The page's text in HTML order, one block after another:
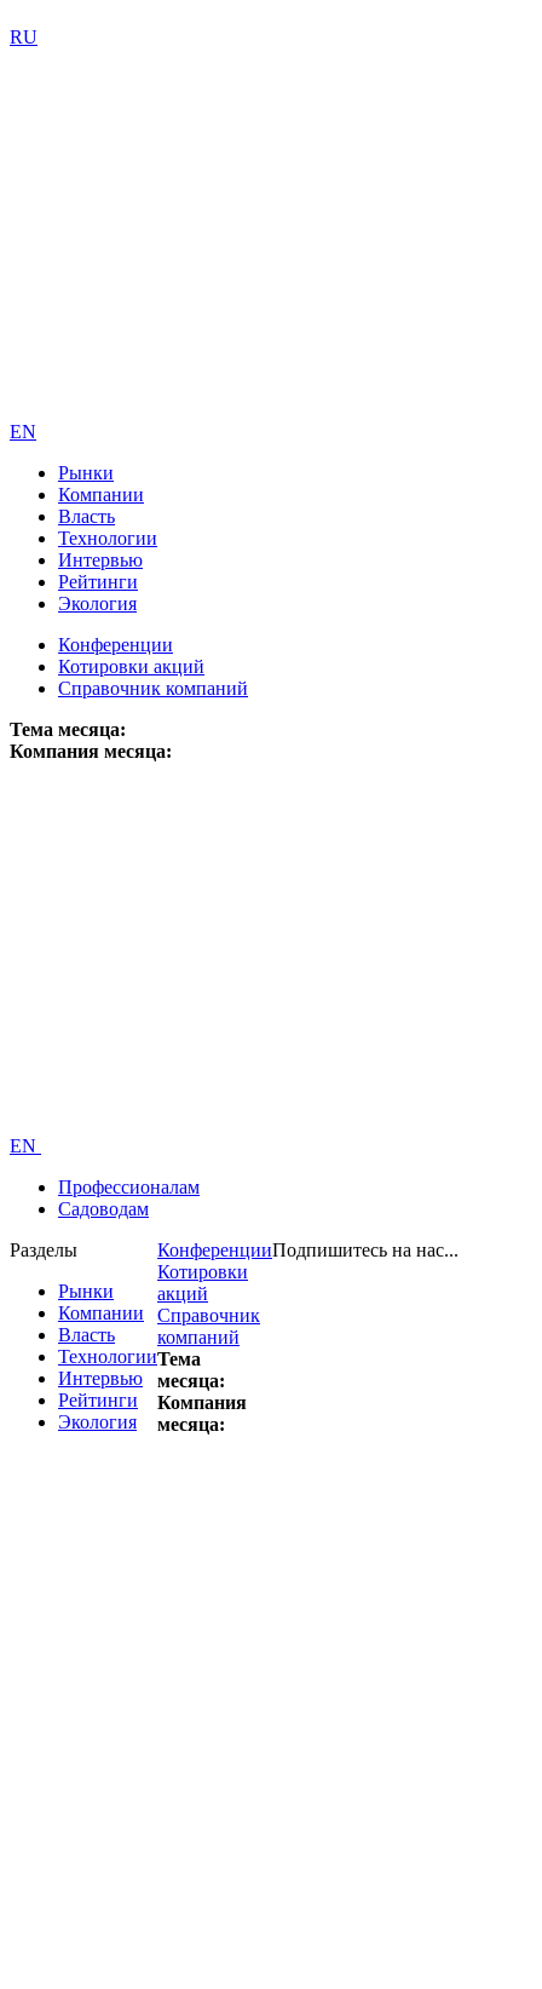
RU
EN
Рынки
Компании
Власть
Технологии
Интервью
Рейтинги
Экология
Конференции
Котировки акций
Справочник компаний
Тема месяца:
Компания месяца:
EN
Профессионалам
Садоводам
Разделы
Рынки
Компании
Власть
Технологии
Интервью
Рейтинги
Экология
Конференции
Котировки
акций
Справочник
компаний
Тема
месяца:
Компания
месяца:
Подпишитесь на нас...